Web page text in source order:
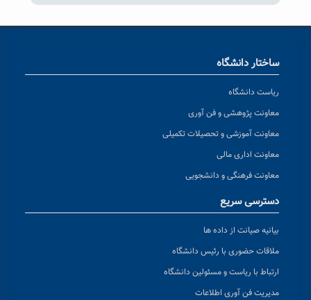
ساختار دانشگاه
ریاست دانشگاه
معاونت پژوهشی و فن آوری
معاونت آموزشی و تحصیلات تکمیلی
معاونت اداری مالی
معاونت فرهنگی و دانشجویی
دسترسی سریع
بیانیه صیانت از داده ها
ملاقات حضوری با رئیس دانشگاه
ارتباط با ریاست و مسئولین دانشگاه
مدیریت فن آوری اطلاعات